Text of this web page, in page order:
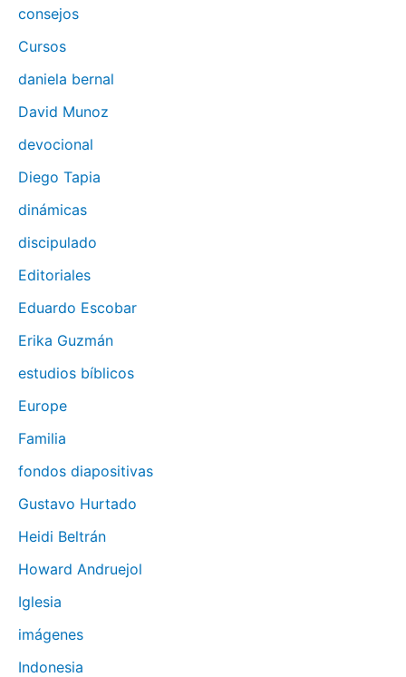
consejos
Cursos
daniela bernal
David Munoz
devocional
Diego Tapia
dinámicas
discipulado
Editoriales
Eduardo Escobar
Erika Guzmán
estudios bíblicos
Europe
Familia
fondos diapositivas
Gustavo Hurtado
Heidi Beltrán
Howard Andruejol
Iglesia
imágenes
Indonesia